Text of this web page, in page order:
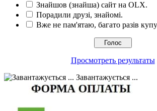
Знайшов (знайша) сайт на OLX.
Порадили друзі, знайомі.
Вже не пам'ятаю, багато разів
Просмотреть результаты
Завантажується ...